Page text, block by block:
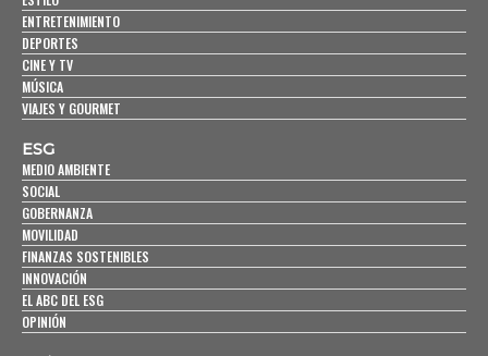
ENTRETENIMIENTO
DEPORTES
CINE Y TV
MÚSICA
VIAJES Y GOURMET
ESG
MEDIO AMBIENTE
SOCIAL
GOBERNANZA
MOVILIDAD
FINANZAS SOSTENIBLES
INNOVACIÓN
EL ABC DEL ESG
OPINIÓN